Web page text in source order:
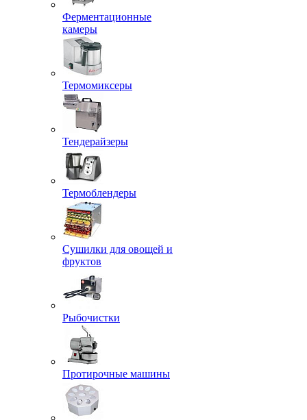
Ферментационные
камеры
Термомиксеры
Тендерайзеры
Термоблендеры
Сушилки для овощей и
фруктов
Рыбочистки
Протирочные машины